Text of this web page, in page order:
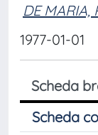
DE MARIA,
1977-01-01
Scheda
Scheda